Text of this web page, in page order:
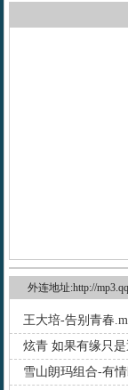
外连地址:http://
王大培-告别青春
炫青 如果有缘只
雪山朗玛组合-有